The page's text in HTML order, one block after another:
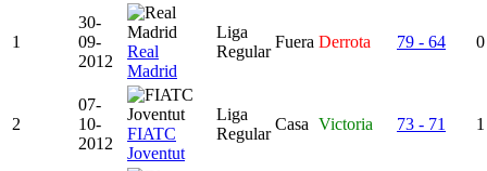
1
30-
09-
2012
Real
Madrid
Liga
Regular
Fuera Derrota 79 - 64
2
07-
10-
2012
FIATC
Joventut
Liga
Regular
Casa Victoria 73 - 71